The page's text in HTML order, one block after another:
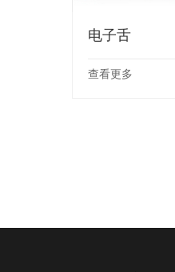
电子舌
查看更多